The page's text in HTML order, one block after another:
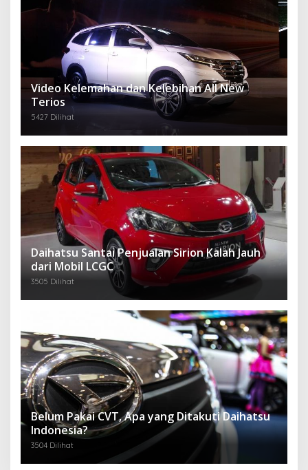
Video Kelemahan dan Kelebihan All New
Terios
5427 Dilihat
Daihatsu Santai Penjualan Sirion Kalah Jauh
dari Mobil LCGC
3505 Dilihat
Belum Pakai CVT, Apa yang Ditakuti Daihatsu
Indonesia?
3504 Dilihat